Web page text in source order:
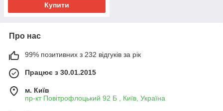
Купити
Про нас
99% позитивних з 232 відгуків за рік
Працює з 30.01.2015
м. Київ
пр-кт Повітрофлоцький 92 Б , Київ, Україна